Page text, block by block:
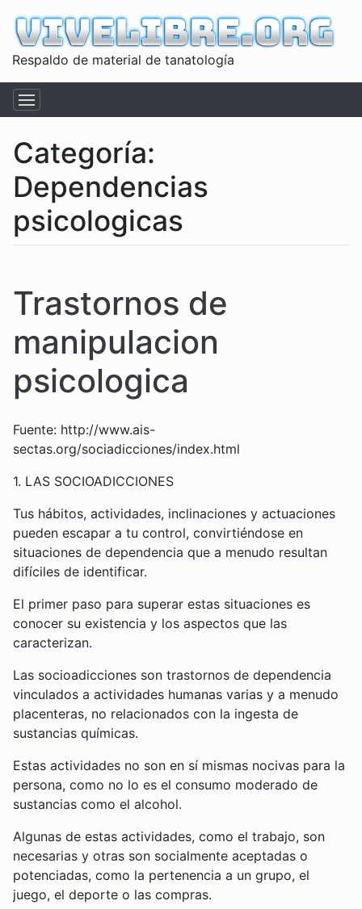
Respaldo de material de tanatología
Categoría:
Dependencias
psicologicas
Trastornos de
manipulacion
psicologica
Fuente: http://www.ais-
sectas.org/sociadicciones/index.html
1. LAS SOCIOADICCIONES
Tus hábitos, actividades, inclinaciones y actuaciones
pueden escapar a tu control, convirtiéndose en
situaciones de dependencia que a menudo resultan
difíciles de identificar.
El primer paso para superar estas situaciones es
conocer su existencia y los aspectos que las
caracterizan.
Las socioadicciones son trastornos de dependencia
vinculados a actividades humanas varias y a menudo
placenteras, no relacionados con la ingesta de
sustancias químicas.
Estas actividades no son en sí mismas nocivas para la
persona, como no lo es el consumo moderado de
sustancias como el alcohol.
Algunas de estas actividades, como el trabajo, son
necesarias y otras son socialmente aceptadas o
potenciadas, como la pertenencia a un grupo, el
juego, el deporte o las compras.